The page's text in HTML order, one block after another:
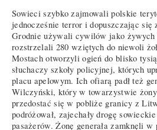
Sowieci szybko zajmowali polskie
jednocześnie terror i dopuszczając się
Grodnie używali cywilów jako żywych
rozstrzelali 280 wziętych do niewoli
Mostach otworzyli ogień do blisko
słuchaczy szkoły policyjnej, których
placu apelowym. Ich ofiarą padł też
Wilczyński, który w towarzystwie żony
przedostać się w pobliże granicy z
podróżował, zajechały drogę
pasażerów. Żonę generała zamknęli